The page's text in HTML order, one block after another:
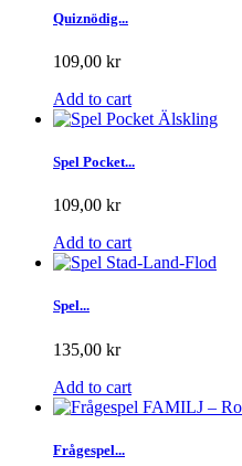
Quiznödig...
109,00 kr
Add to cart
Spel Pocket...
109,00 kr
Add to cart
Spel...
135,00 kr
Add to cart
Frågespel...